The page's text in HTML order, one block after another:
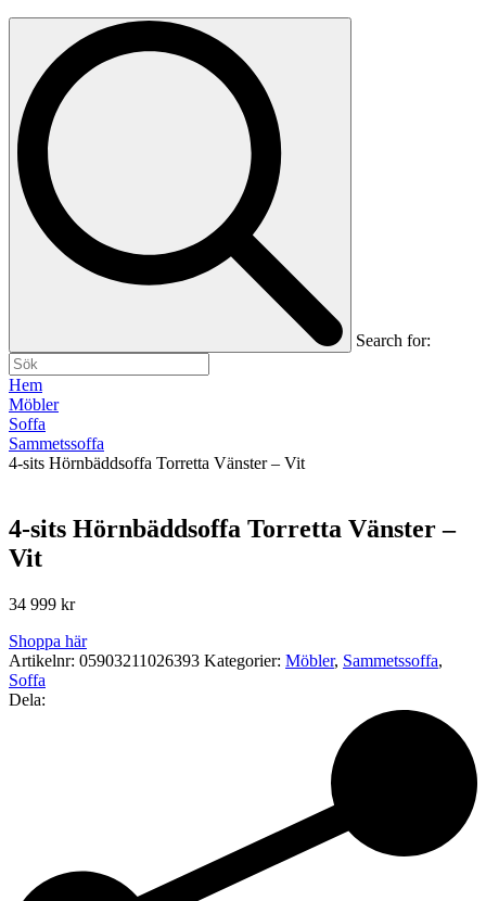
Search for:
Hem
Möbler
Soffa
Sammetssoffa
4-sits Hörnbäddsoffa Torretta Vänster – Vit
4-sits Hörnbäddsoffa Torretta Vänster –
Vit
34 999 kr
Shoppa här
Artikelnr: 05903211026393 Kategorier: Möbler, Sammetssoffa,
Soffa
Dela: